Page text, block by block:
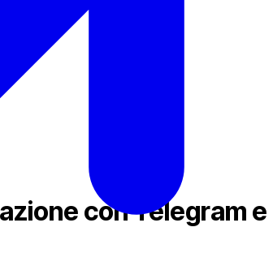
con Telegram e